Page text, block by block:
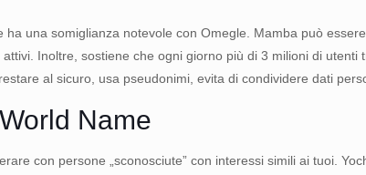
ha una somiglianza notevole con Omegle. Mamba può
Inoltre, sostiene che ogni giorno più di 3 milioni di
al sicuro, usa pseudonimi, evita di condividere dati
Name
con persone „sconosciute” con interessi simili ai tuoi.